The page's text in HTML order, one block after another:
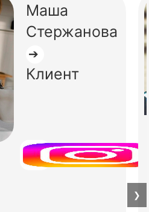
Маша
Стержанова
➔
Клиент
❯